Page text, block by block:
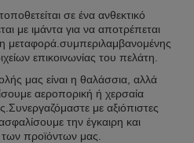
σε ένα ανθεκτικό
με ιμάντα για να αποτρέπεται
μεταφορά.συμπεριλαμβανομένης
επικοινωνίας του πελάτη.
μας είναι η θαλάσσια, αλλά
αεροπορική ή χερσαία
με αξιόπιστες
την έγκαιρη και
προϊόντων μας.